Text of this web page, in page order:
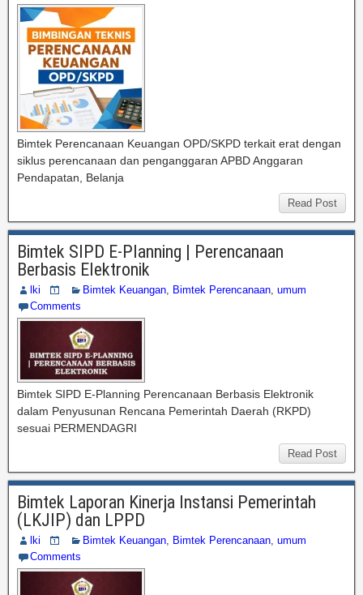
Bimtek Perencanaan Keuangan OPD/SKPD terkait erat dengan
siklus perencanaan dan penganggaran APBD Anggaran
Pendapatan, Belanja
Read Post
Bimtek SIPD E-Planning | Perencanaan
Berbasis Elektronik
lki Bimtek Keuangan, Bimtek Perencanaan, umum
Comments
Bimtek SIPD E-Planning Perencanaan Berbasis Elektronik
dalam Penyusunan Rencana Pemerintah Daerah (RKPD)
sesuai PERMENDAGRI
Read Post
Bimtek Laporan Kinerja Instansi Pemerintah
(LKJIP) dan LPPD
lki Bimtek Keuangan, Bimtek Perencanaan, umum
Comments